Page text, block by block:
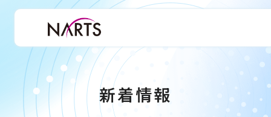
新着情報